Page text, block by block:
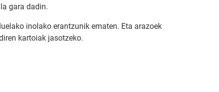
gara dadin.
inolako erantzunik ematen. Eta arazoek
kartoiak jasotzeko.